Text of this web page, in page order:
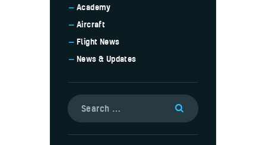
Academy
Aircraft
Flight News
News & Updates